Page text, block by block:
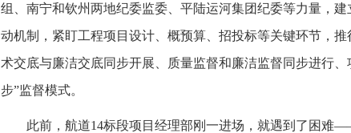
组、南宁和钦州两地纪委监委、平陆运河集团纪委等力量，
动机制，紧盯工程项目设计、概预算、招投标等关键环节，
术交底与廉洁交底同步开展、质量监督和廉洁监督同步进行
步”监督模式。
此前，航道14标段项目经理部刚一进场，就遇到了困难